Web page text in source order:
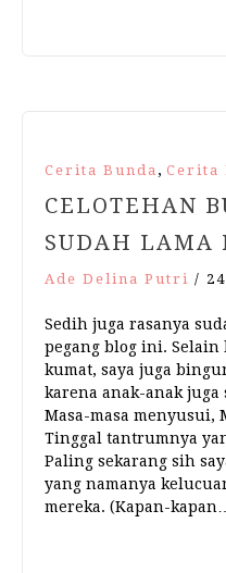
Cerita Bunda , Cerita
CELOTEHAN
SUDAH LAMA
Ade Delina Putri /
Sedih juga rasanya
pegang blog ini. Selain
kumat, saya juga
karena anak-anak
Masa-masa menyusui,
Tinggal tantrumnya
Paling sekarang sih
yang namanya
mereka. (Kapan-kapan…